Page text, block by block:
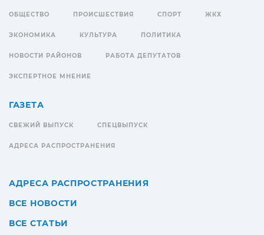
ОБЩЕСТВО ПРОИСШЕСТВИЯ СПОРТ ЖКХ
ЭКОНОМИКА КУЛЬТУРА ПОЛИТИКА
НОВОСТИ РАЙОНОВ РАБОТА ДЕПУТАТОВ
ЭКСПЕРТНОЕ МНЕНИЕ
ГАЗЕТА
СВЕЖИЙ ВЫПУСК СПЕЦВЫПУСК
АДРЕСА РАСПРОСТРАНЕНИЯ
АДРЕСА РАСПРОСТРАНЕНИЯ
ВСЕ НОВОСТИ
ВСЕ СТАТЬИ